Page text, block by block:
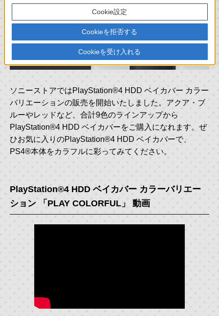
ソニーストアではPlayStation®4 HDD ベイカバー カラー
バリエーションの販売を開始いたしました。アクア・ブ
ルーやレッドなど、合計9色のラインアップから
PlayStation®4 HDD ベイカバーをご購入になれます。ぜ
ひお気に入りのPlayStation®4 HDD ベイカバーで、
PS4®本体をカラフルに彩ってみてください。
PlayStation®4 HDD ベイカバー カラーバリエー
ション 「PLAY COLORFUL」 動画
Cookie設定
Cookieを拒否する
Cookieを受け入れる